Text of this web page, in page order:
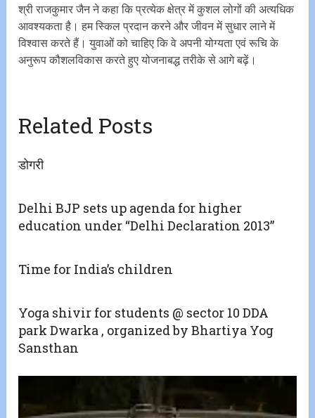
श्री राजकुमार जैन ने कहा कि प्रत्येक क्षेत्र में कुशल लोगों की अत्यधिक
आवश्यकता है। हम स्किल प्रदान करने और जीवन में सुधार लाने में
विश्वास करते हैं। युवाओं को चाहिए कि वे अपनी योग्यता एवं रूचि के
अनुरूप कौशलविकास करते हुए योजनाबद्ध तरीके से आगे बढ़ें।
Related Posts
डोगरी
Delhi BJP sets up agenda for higher
education under “Delhi Declaration 2013”
Time for India’s children
Yoga shivir for students @ sector 10 DDA
park Dwarka , organized by Bhartiya Yog
Sansthan